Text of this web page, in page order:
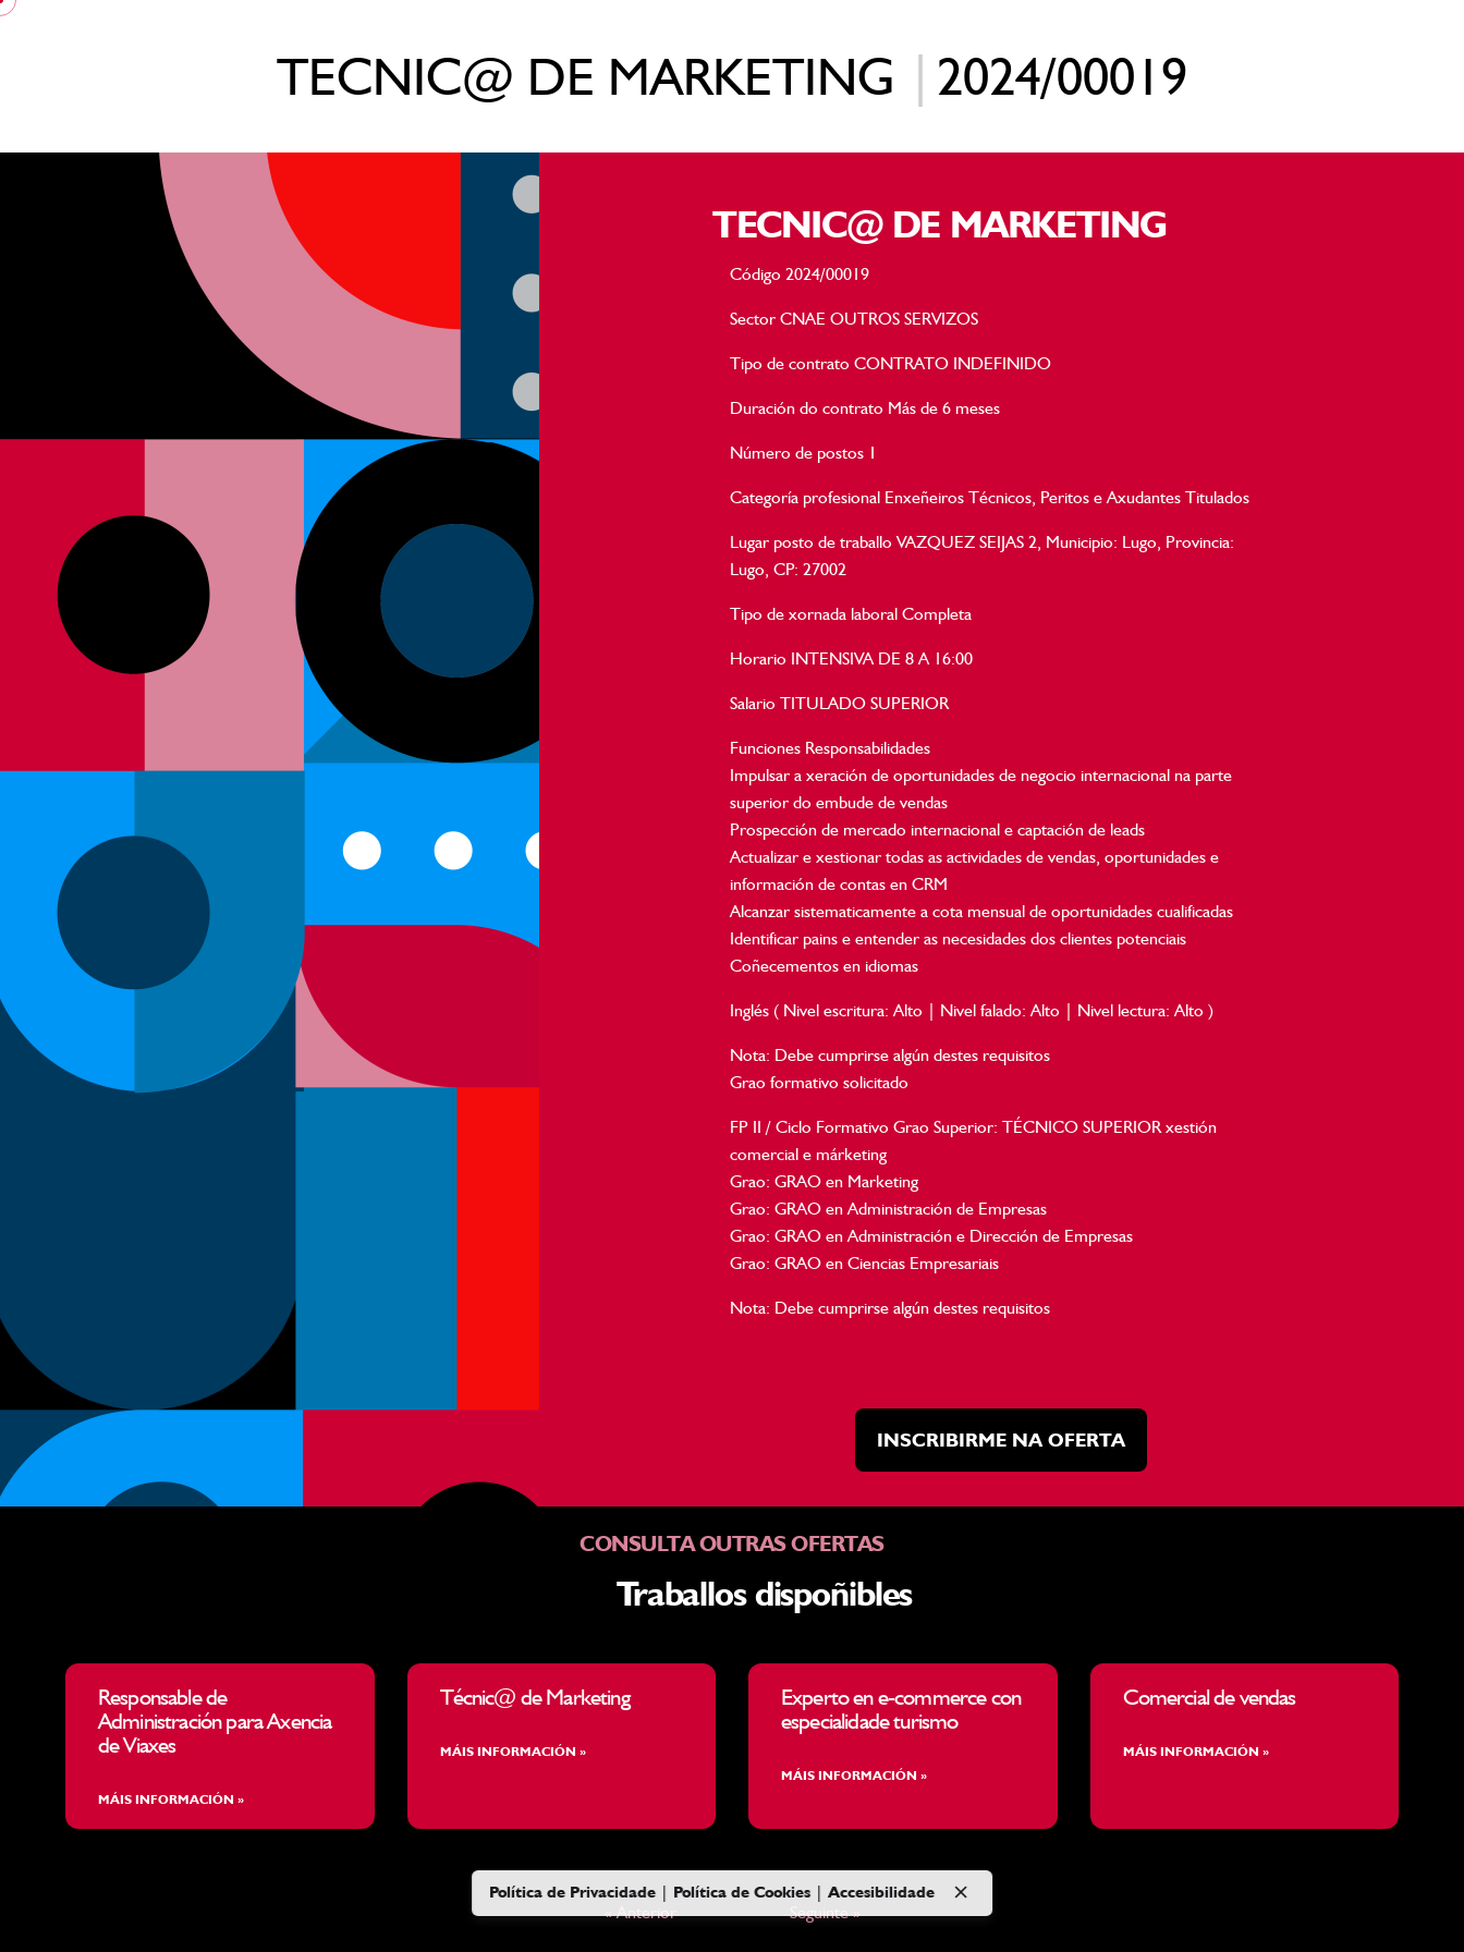
TECNIC@ DE MARKETING | 2024/00019
TECNIC@ DE MARKETING
Código 2024/00019
Sector CNAE OUTROS SERVIZOS
Tipo de contrato CONTRATO INDEFINIDO
Duración do contrato Más de 6 meses
Número de postos 1
Categoría profesional Enxeñeiros Técnicos, Peritos e Axudantes Titulados
Lugar posto de traballo VAZQUEZ SEIJAS 2, Municipio: Lugo, Provincia:
Lugo, CP: 27002
Tipo de xornada laboral Completa
Horario INTENSIVA DE 8 A 16:00
Salario TITULADO SUPERIOR
Funciones Responsabilidades
Impulsar a xeración de oportunidades de negocio internacional na parte
superior do embude de vendas
Prospección de mercado internacional e captación de leads
Actualizar e xestionar todas as actividades de vendas, oportunidades e
información de contas en CRM
Alcanzar sistematicamente a cota mensual de oportunidades cualificadas
Identificar pains e entender as necesidades dos clientes potenciais
Coñecementos en idiomas
Inglés ( Nivel escritura: Alto | Nivel falado: Alto | Nivel lectura: Alto )
Nota: Debe cumprirse algún destes requisitos
Grao formativo solicitado
FP II / Ciclo Formativo Grao Superior: TÉCNICO SUPERIOR xestión
comercial e márketing
Grao: GRAO en Marketing
Grao: GRAO en Administración de Empresas
Grao: GRAO en Administración e Dirección de Empresas
Grao: GRAO en Ciencias Empresariais
Nota: Debe cumprirse algún destes requisitos
INSCRIBIRME NA OFERTA
CONSULTA OUTRAS OFERTAS
Traballos dispoñibles
Responsable de
Administración para Axencia
de Viaxes
MÁIS INFORMACIÓN »
Técnic@ de Marketing
MÁIS INFORMACIÓN »
Experto en e-commerce con
especialidade turismo
MÁIS INFORMACIÓN »
Comercial de vendas
MÁIS INFORMACIÓN »
« Anterior Seguinte »
Política de Privacidade | Política de Cookies |Accesibilidade